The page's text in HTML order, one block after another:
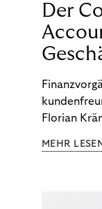
Der
Florian
möchten.
MEHR LESEN